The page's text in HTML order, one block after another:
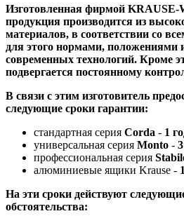
Изготовленная фирмой
продукция производится из
материалов, в соответствии со
для этого нормами, положениями
современных технологий. Кроме
подвергается постоянному
В связи с этим изготовитель
следующие сроки гарантии:
стандартная серия Corda - 1
универсальная серия Monto -
профессиональная серия
алюминиевые ящики Krause -
На эти сроки действуют
обстоятельства: